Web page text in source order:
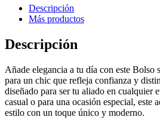
Descripción
Más productos
Descripción
Añade elegancia a tu día con este Bolso
para un chic que refleja confianza y
diseñado para ser tu aliado en cualquier
casual o para una ocasión especial, este
estilo con un toque único y moderno.